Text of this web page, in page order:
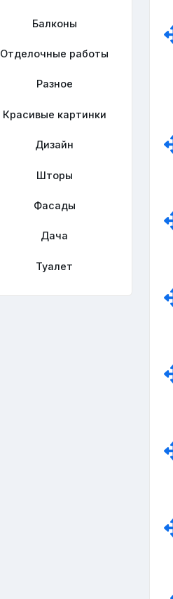
Балконы
Отделочные работы
Разное
Красивые картинки
Дизайн
Шторы
Фасады
Дача
Туалет